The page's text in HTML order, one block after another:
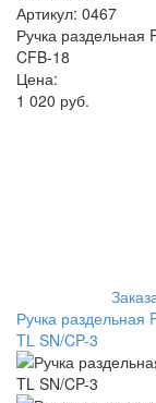
Артикул: 0467
Ручка раздельная
CFB-18
Цена:
1 020 руб.
Ручка раздельная
TL SN/CP-3